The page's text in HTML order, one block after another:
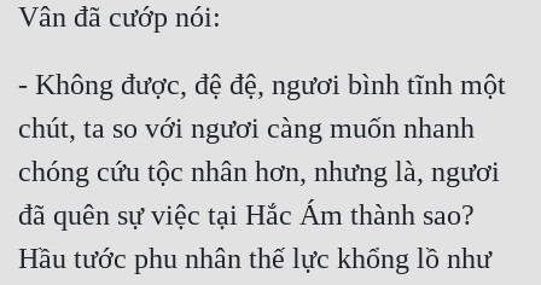
Vân đã cướp nói:
- Không được, đệ đệ, ngươi bình tĩnh một
chút, ta so với ngươi càng muốn nhanh
chóng cứu tộc nhân hơn, nhưng là, ngươi
đã quên sự việc tại Hắc Ám thành sao?
Hầu tước phu nhân thế lực khổng lồ như